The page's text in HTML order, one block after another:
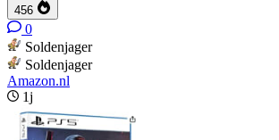
456
0
Soldenjager
Soldenjager
Amazon.nl
1j